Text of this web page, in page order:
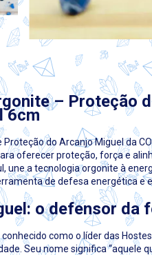
– Proteção
6cm
Proteção do Arcanjo Miguel da
oferecer proteção, força e
une a tecnologia orgonite à
de defesa energética e
o defensor da
conhecido como o líder das
Seu nome significa “aquele